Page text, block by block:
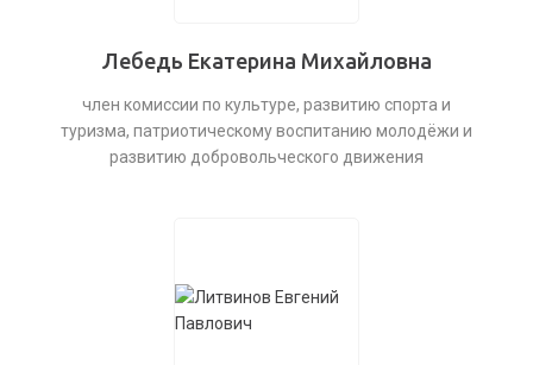
Лебедь Екатерина Михайловна
член комиссии по культуре, развитию спорта и
туризма, патриотическому воспитанию молодёжи и
развитию добровольческого движения